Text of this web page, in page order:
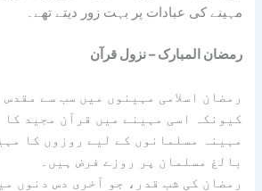
مہینے کی عبادات پر بہت زور دیتے تھے۔
رمضان المبارک – نزول قرآن
کیونکہ اسی مہینے میں قرآن مجید کا
مہینہ مسلمانوں کے لیے روزوں کا
بالغ مسلمان پر روزے فرض ہیں۔